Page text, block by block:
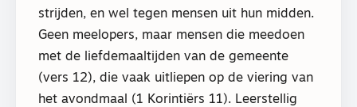
strijden, en wel tegen mensen uit hun midden.
Geen meelopers, maar mensen die meedoen
met de liefdemaaltijden van de gemeente
(vers 12), die vaak uitliepen op de viering van
het avondmaal (1 Korintiërs 11). Leerstellig